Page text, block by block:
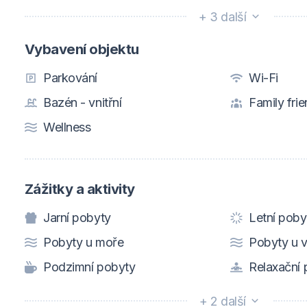
+ 3 další
Vybavení objektu
Parkování
Wi-Fi
Bazén - vnitřní
Family
Wellness
Zážitky a aktivity
Jarní pobyty
Letní
Pobyty u moře
Pobyty u
Podzimní pobyty
Relaxační
+ 2 další